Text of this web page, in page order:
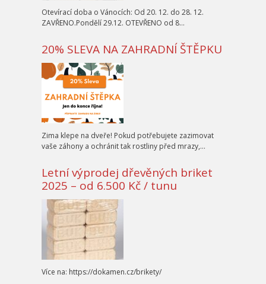
Otevírací doba o Vánocích: Od 20. 12. do 28. 12.
ZAVŘENO.Pondělí 29.12. OTEVŘENO od 8…
20% SLEVA NA ZAHRADNÍ ŠTĚPKU
Zima klepe na dveře! Pokud potřebujete zazimovat
vaše záhony a ochránit tak rostliny před mrazy,…
Letní výprodej dřevěných briket
2025 – od 6.500 Kč / tunu
Více na: https://dokamen.cz/brikety/